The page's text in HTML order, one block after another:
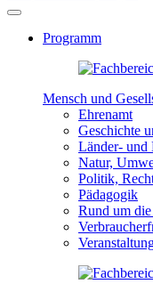
Programm
Mensch und
Ehrenamt
Geschichte
Länder- und
Natur,
Politik,
Pädagogik
Rund um